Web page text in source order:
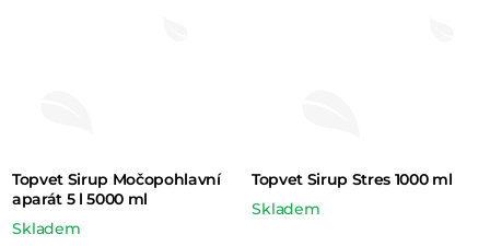
Topvet Sirup Močopohlavní
aparát 5 l 5000 ml
Skladem
Topvet Sirup Stres 1000 ml
Skladem